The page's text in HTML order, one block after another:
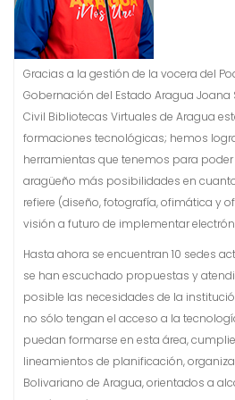
Gracias a la gestión de la vocera del
Gobernación del Estado Aragua Joana
Civil Bibliotecas Virtuales de Aragua
formaciones tecnológicas; hemos
herramientas que tenemos para
aragüeño más posibilidades en
refiere (diseño, fotografía, ofimática y
visión a futuro de implementar
Hasta ahora se encuentran 10 sedes
se han escuchado propuestas y
posible las necesidades de la
no sólo tengan el acceso a la
puedan formarse en esta área,
lineamientos de planificación,
Bolivariano de Aragua, orientados a